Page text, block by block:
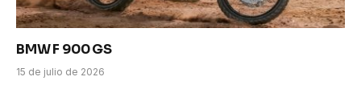
BMW F 900 GS
15 de julio de 2026